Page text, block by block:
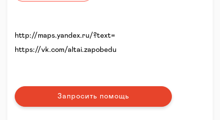
http://maps.yandex.ru/?text=
https://vk.com/altai.zapobedu
Запросить помощь